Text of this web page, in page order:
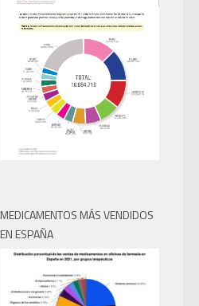
MEDICAMENTOS MÁS VENDIDOS
EN ESPAÑA